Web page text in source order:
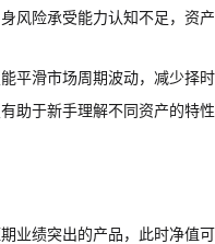
风险承受能力认知不足，资
平滑市场周期波动，减少择
助于新手理解不同资产的特
业绩突出的产品，此时净值